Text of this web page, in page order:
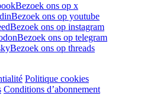
Bezoek ons op x
Bezoek ons op youtube
Bezoek ons op instagram
Bezoek ons op telegram
Bezoek ons op threads
Politique cookies
Conditions d’abonnement